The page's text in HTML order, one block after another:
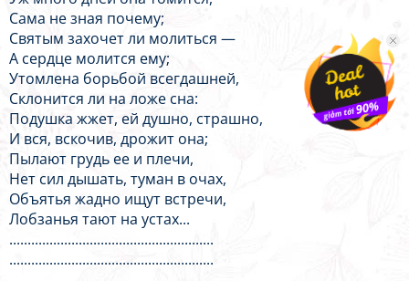
Сама не зная почему;
Святым захочет ли молиться —
А сердце молится ему;
Утомлена борьбой всегдашней,
Склонится ли на ложе сна:
Подушка жжет, ей душно, страшно,
И вся, вскочив, дрожит она;
Пылают грудь ее и плечи,
Нет сил дышать, туман в очах,
Объятья жадно ищут встречи,
Лобзанья тают на устах...
........................................................
........................................................